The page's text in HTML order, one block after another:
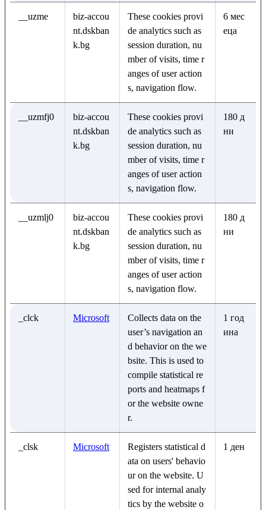
__uzme
biz-accou
nt.dskban
k.bg
These cookies provi
de analytics such as
session duration, nu
mber of visits, time r
anges of user action
s, navigation flow.
6 мес
еца
__uzmfj0
biz-accou
nt.dskban
k.bg
These cookies provi
de analytics such as
session duration, nu
mber of visits, time r
anges of user action
s, navigation flow.
180 д
ни
__uzmlj0
biz-accou
nt.dskban
k.bg
These cookies provi
de analytics such as
session duration, nu
mber of visits, time r
anges of user action
s, navigation flow.
180 д
ни
_clck Microsoft
Collects data on the
user’s navigation an
d behavior on the we
bsite. This is used to
compile statistical re
ports and heatmaps f
or the website owne
r.
1 год
ина
_clsk Microsoft
Registers statistical d
ata on users' behavio
ur on the website. U
sed for internal analy
tics by the website o
1 ден